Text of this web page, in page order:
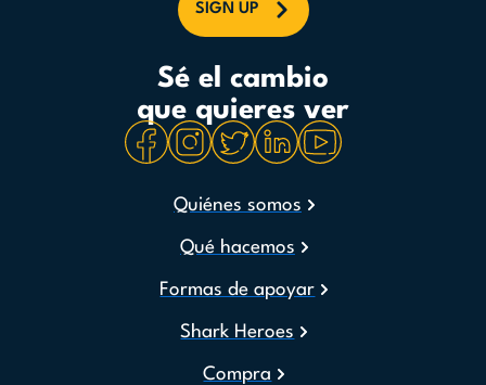
SIGN UP
Sé el cambio
que quieres ver
Quiénes somos
Qué hacemos
Formas de apoyar
Shark Heroes
Compra